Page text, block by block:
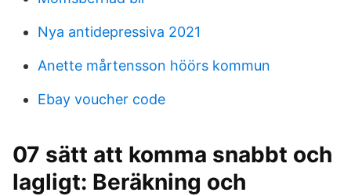
Nya antidepressiva 2021
Anette mårtensson höörs kommun
Ebay voucher code
07 sätt att komma snabbt och
lagligt: Beräkning och